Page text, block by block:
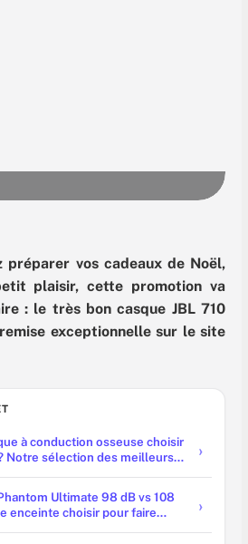
préparer vos cadeaux de Noël,
plaisir, cette promotion va
: le très bon casque JBL 710
exceptionnelle sur le site
à conduction osseuse choisir
Notre sélection des meilleurs
Ultimate 98 dB vs 108
enceinte choisir pour faire